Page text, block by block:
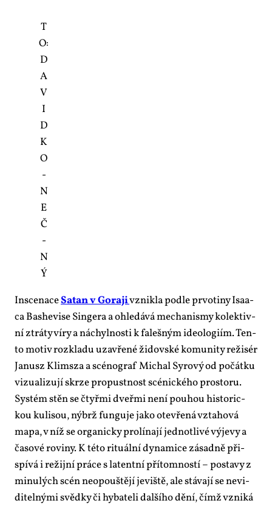
T
O:
D
A­
V
I
D
K
O
­
N
E
Č
­
N
Ý
In­sce­na­ceSa­tan v Go­ra­jivznik­la pod­le pr­vo­ti­ny Isa­a­
ca Ba­she­vi­se Sin­ge­ra a ohle­dá­vá me­cha­nismy ko­lek­tiv­
ní ztrá­ty ví­ry a ná­chyl­nos­ti k fa­leš­ným ide­o­lo­giím. Ten­
to mo­tiv roz­kla­du uza­vře­né ži­dov­ské ko­mu­ni­ty re­ži­sér
Ja­nusz Klim­sza a scé­no­graf Mi­chal Sy­ro­vý od po­čát­ku
vi­zu­a­li­zu­jí skr­ze pro­pust­nost scé­nic­ké­ho pro­sto­ru.
Sys­tém stěn se čtyř­mi dveř­mi ne­ní pou­hou his­to­ric­
kou ku­li­sou, ný­brž fun­gu­je ja­ko ote­vře­ná vzta­ho­vá
ma­pa, v níž se or­ga­nic­ky pro­lí­na­jí jed­not­li­vé vý­je­vy a
ča­so­vé ro­vi­ny. K té­to ri­tu­ál­ní dy­na­mi­ce zá­sad­ně při­
spí­vá i re­žij­ní prá­ce s la­tent­ní pří­tom­nos­tí – po­sta­vy z
mi­nu­lých scén ne­o­pouš­tě­jí je­viš­tě, ale stá­va­jí se ne­vi­
di­tel­ný­mi svěd­ky či hy­ba­te­li dal­ší­ho dě­ní, čímž vzni­ká